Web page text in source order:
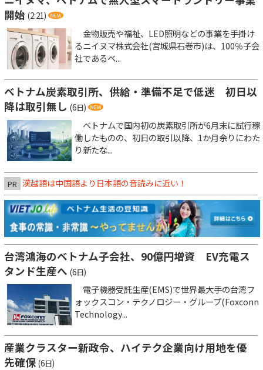
開始 (2:21)
金物販売や福祉、LED照明などの事業を手掛け
るニイヌマ株式会社(宮城県石巻市)は、100％子会
社であるベ...
ベトナム炭素取引所、供給・準備不足で低迷 初日以
降は取引無し (6日)
ベトナムで国内初の炭素取引所が6月末に試行稼
働したものの、初日の取引以降、1か月余りにわた
り新たな...
PR 漢越語は中国語より日本語の音読みに近い！
台湾鴻海のベトナム子会社、90億円増資 EV充電ス
タンド生産へ (6日)
電子機器受託生産(EMS)で世界最大手の台湾フ
ォックスコン・テクノロジー・グループ(Foxconn
Technology...
産業クラスター新政令、ハイテク企業向け用地を優
先確保 (6日)